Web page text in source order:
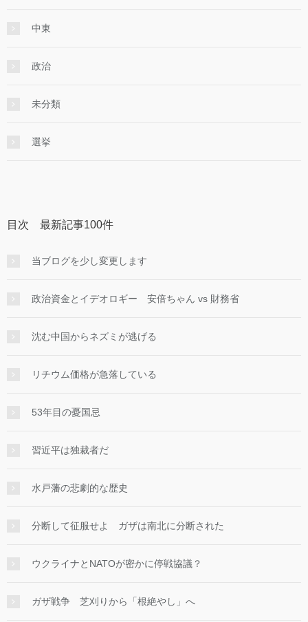
中東
政治
未分類
選挙
目次 最新記事100件
当ブログを少し変更します
政治資金とイデオロギー 安倍ちゃん vs 財務省
沈む中国からネズミが逃げる
リチウム価格が急落している
53年目の憂国忌
習近平は独裁者だ
水戸藩の悲劇的な歴史
分断して征服せよ ガザは南北に分断された
ウクライナとNATOが密かに停戦協議？
ガザ戦争 芝刈りから「根絶やし」へ